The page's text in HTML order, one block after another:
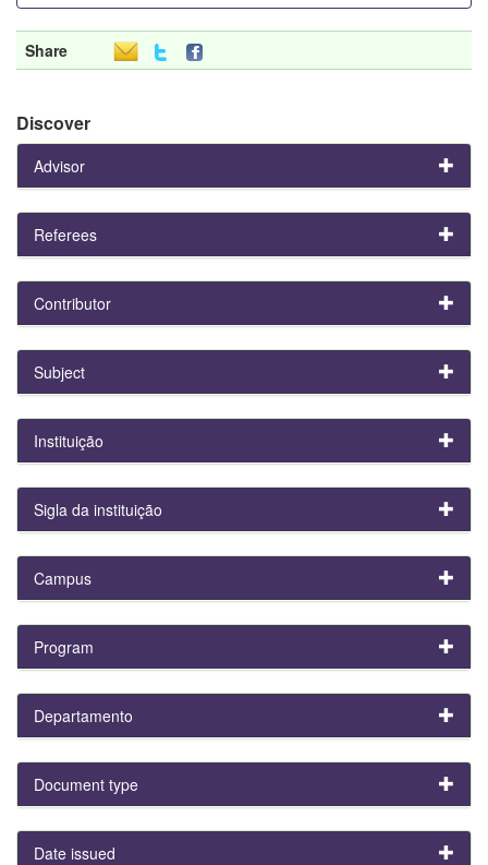
Share
Discover
Advisor
Referees
Contributor
Subject
Instituição
Sigla da instituição
Campus
Program
Departamento
Document type
Date issued